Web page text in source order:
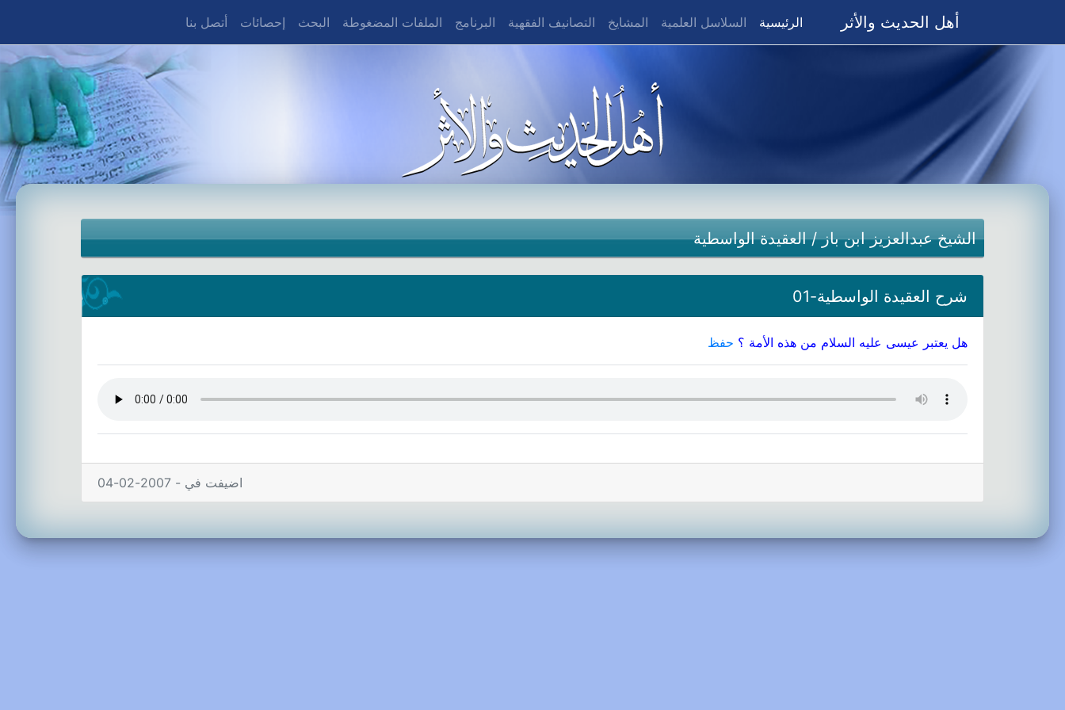
أهل الحديث والأثر الرئيسية السلاسل العلمية المشايخ التصانيف الفقهية البرنامج الملفات المضغوطة البحث إحصائات أتصل بنا
الشيخ عبدالعزيز ابن باز/العقيدة الواسطية
شرح العقيدة الواسطية-01
هل يعتبر عيسى عليه السلام من هذه الأمة ؟ حفظ
اضيفت في - 2007-02-04